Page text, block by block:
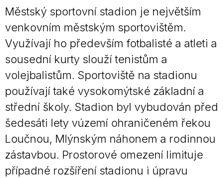
Městský sportovní stadion je největším
venkovním městským sportovištěm.
Využívají ho především fotbalisté a atleti a
sousední kurty slouží tenistům a
volejbalistům. Sportoviště na stadionu
používají také vysokomýtské základní a
střední školy. Stadion byl vybudován před
šedesáti lety vúzemí ohraničeném řekou
Loučnou, Mlýnským náhonem a rodinnou
zástavbou. Prostorové omezení limituje
případné rozšíření stadionu i úpravu